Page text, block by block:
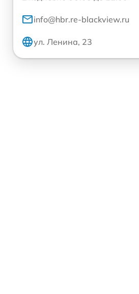
info@hbr.re-blackview.ru
ул. Ленина, 23